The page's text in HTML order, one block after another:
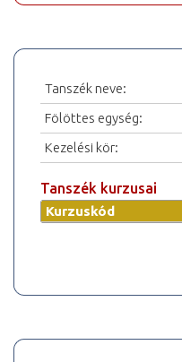
Tanszék neve:
Fölöttes egység:
Kezelési kör:
Tanszék kurzusai
Kurzuskód